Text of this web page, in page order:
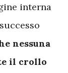
interna
nessuna
il crollo